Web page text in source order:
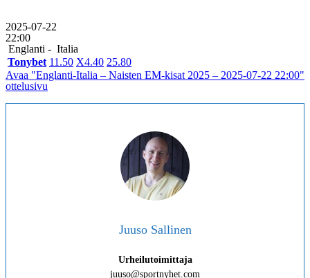
2025-07-22
22:00
Englanti - Italia
Tonybet 11.50 X4.40 25.80
Avaa "Englanti-Italia – Naisten EM-kisat 2025 – 2025-07-22 22:00"
ottelusivu
Juuso Sallinen
Urheilutoimittaja
juuso@sportnyhet.com